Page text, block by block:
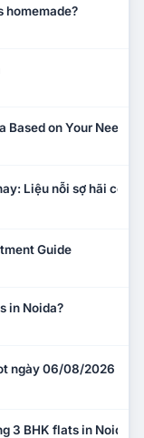
homemade?
on Your Needs
Liệu nỗi sợ hãi có
Guide
in Noida?
ngày 06/08/2026
3 BHK flats in Noida?